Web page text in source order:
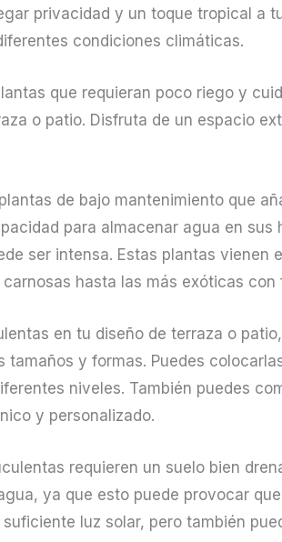
privacidad y un toque tropical a
condiciones climáticas.
que requieran poco riego y
o patio. Disfruta de un espacio
de bajo mantenimiento que
para almacenar agua en
ser intensa. Estas plantas
hasta las más exóticas
en tu diseño de terraza o
tamaños y formas. Puedes
niveles. También puedes
y personalizado.
requieren un suelo bien
ya que esto puede provocar
luz solar, pero también